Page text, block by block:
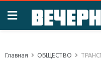
Главная ОБЩЕСТВО